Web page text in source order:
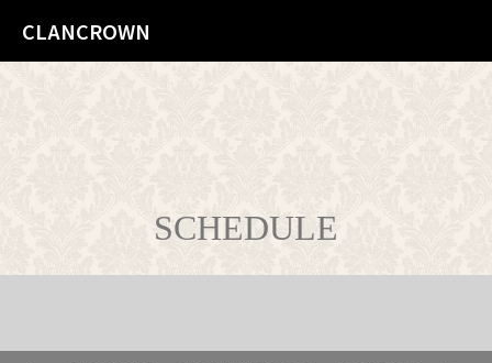
CLANCROWN
SCHEDULE